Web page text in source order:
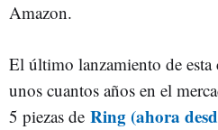
Amazon.
El último lanzamiento de
unos cuantos años en el
5 piezas de Ring (ahora